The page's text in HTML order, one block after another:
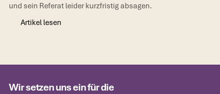
und sein Referat leider kurzfristig absagen.
Artikel lesen
Wir setzen uns ein für die